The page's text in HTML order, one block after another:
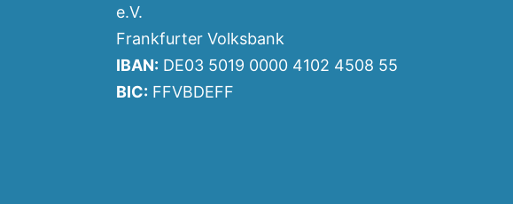
e.V.
Frankfurter Volksbank
IBAN: DE03 5019 0000 4102 4508 55
BIC: FFVBDEFF